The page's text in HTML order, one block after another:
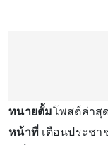
ทนายตั้มโพสต์ล่าสุ
หน้าที่ เตือนประชา